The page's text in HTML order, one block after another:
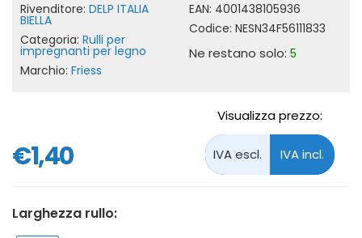
Rivenditore: DELP ITALIA
BIELLA
Categoria: Rulli per
impregnanti per legno
Marchio: Friess
EAN: 4001438105936
Codice: NESN34F56111833
Ne restano solo: 5
€1,40
Visualizza prezzo:
Larghezza rullo: